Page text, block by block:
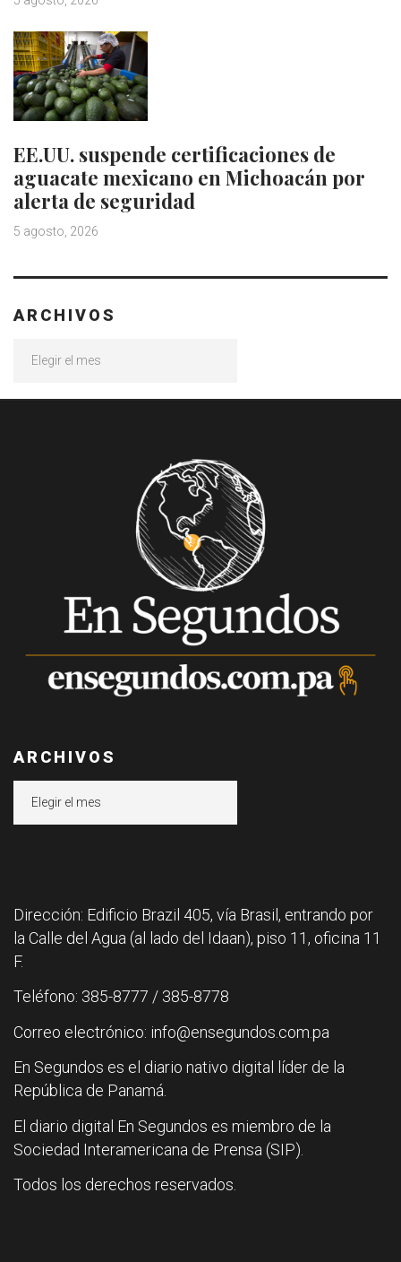
EE.UU. suspende certificaciones de
aguacate mexicano en Michoacán por
alerta de seguridad
5 agosto, 2026
ARCHIVOS
ARCHIVOS
Dirección: Edificio Brazil 405, vía Brasil, entrando por
la Calle del Agua (al lado del Idaan), piso 11, oficina 11
F.
Teléfono: 385-8777 / 385-8778
Correo electrónico: info@ensegundos.com.pa
En Segundos es el diario nativo digital líder de la
República de Panamá.
El diario digital En Segundos es miembro de la
Sociedad Interamericana de Prensa (SIP).
Todos los derechos reservados.